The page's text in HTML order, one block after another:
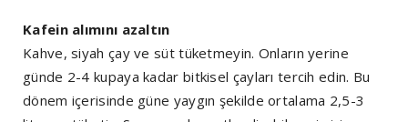
Kafein alımını azaltın
Kahve, siyah çay ve süt tüketmeyin. Onların yerine
günde 2-4 kupaya kadar bitkisel çayları tercih edin. Bu
dönem içerisinde güne yaygın şekilde ortalama 2,5-3